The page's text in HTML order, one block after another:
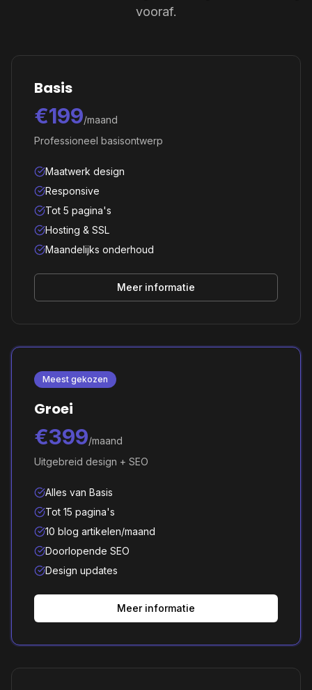
vooraf.
Basis
€199/maand
Professioneel basisontwerp
Maatwerk design
Responsive
Tot 5 pagina's
Hosting & SSL
Maandelijks onderhoud
Meer informatie
Meest gekozen
Groei
€399/maand
Uitgebreid design + SEO
Alles van Basis
Tot 15 pagina's
10 blog artikelen/maand
Doorlopende SEO
Design updates
Meer informatie